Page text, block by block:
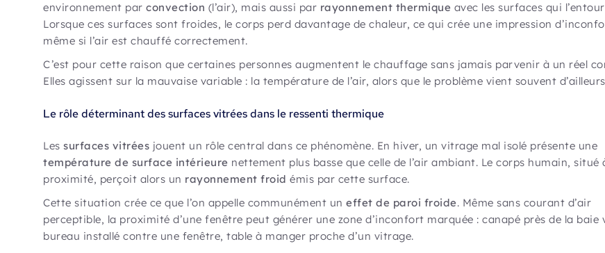
environnement par convection (l’air), mais aussi par rayonnement thermique avec les surfaces qui
Lorsque ces surfaces sont froides, le corps perd davantage de chaleur, ce qui crée une impression
même si l’air est chauffé correctement.
C’est pour cette raison que certaines personnes augmentent le chauffage sans jamais parvenir à un réel
Elles agissent sur la mauvaise variable : la température de l’air, alors que le problème vient souvent
Le rôle déterminant des surfaces vitrées dans le ressenti thermique
Les surfaces vitrées jouent un rôle central dans ce phénomène. En hiver, un vitrage mal isolé présente une
température de surface intérieure nettement plus basse que celle de l’air ambiant. Le corps humain, situé
proximité, perçoit alors un rayonnement froid émis par cette surface.
Cette situation crée ce que l’on appelle communément un effet de paroi froide. Même sans courant d’air
perceptible, la proximité d’une fenêtre peut générer une zone d’inconfort marquée : canapé près de la baie
bureau installé contre une fenêtre, table à manger proche d’un vitrage.